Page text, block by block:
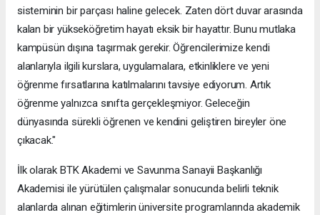
sisteminin bir parçası haline gelecek. Zaten dört duvar arasında
kalan bir yükseköğretim hayatı eksik bir hayattır. Bunu mutlaka
kampüsün dışına taşırmak gerekir. Öğrencilerimize kendi
alanlarıyla ilgili kurslara, uygulamalara, etkinliklere ve yeni
öğrenme fırsatlarına katılmalarını tavsiye ediyorum. Artık
öğrenme yalnızca sınıfta gerçekleşmiyor. Geleceğin
dünyasında sürekli öğrenen ve kendini geliştiren bireyler öne
çıkacak."
İlk olarak BTK Akademi ve Savunma Sanayii Başkanlığı
Akademisi ile yürütülen çalışmalar sonucunda belirli teknik
alanlarda alınan eğitimlerin üniversite programlarında akademik